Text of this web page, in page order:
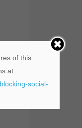
of this
at
social-